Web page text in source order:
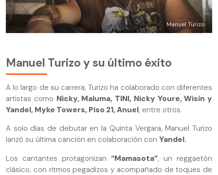
Manuel Turizo
Manuel Turizo y su último éxito
A lo largo de su carrera, Turizo ha colaborado con diferentes
artistas como Nicky, Maluma, TINI, Nicky Youre, Wisin y
Yandel, Myke Towers, Piso 21, Anuel, entre otros.
A solo días de debutar en la Quinta Vergara, Manuel Turizo
lanzó su última canción en colaboración con Yandel.
Los cantantes protagonizan “Mamasota”, un reggaetón
clásico, con ritmos pegadizos y acompañado de toques de